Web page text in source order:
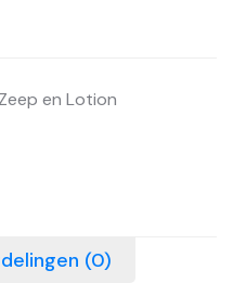
Zeep en Lotion
(0)